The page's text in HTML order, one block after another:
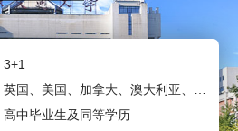
3+1
英国、美国、加拿大、澳大利亚、新西兰、新加坡、匈牙利
高中毕业生及同等学历